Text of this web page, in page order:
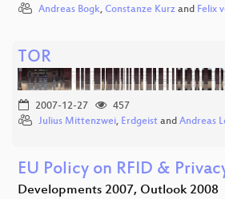
Andreas Bogk, Constanze Kurz and Felix
TOR
2007-12-27
457
Julius Mittenzwei, Erdgeist and Andreas
EU Policy on RFID &
Developments 2007, Outlook 2008